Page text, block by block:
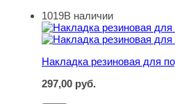
Накладка резиновая для
1019В наличии
Накладка резиновая для
297,00 руб.